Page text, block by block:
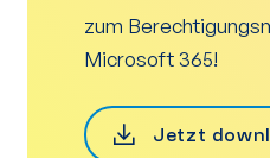
zum
Microsoft 365!
Jetzt